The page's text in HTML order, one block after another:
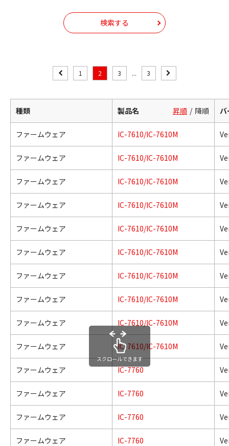
検索する
1 2 3 ... 3
種類 製品名 昇順 降順
ファームウェア IC-7610/IC-7610M
ファームウェア IC-7610/IC-7610M
ファームウェア IC-7610/IC-7610M
ファームウェア IC-7610/IC-7610M
ファームウェア IC-7610/IC-7610M
ファームウェア IC-7610/IC-7610M
ファームウェア IC-7610/IC-7610M
ファームウェア IC-7610/IC-7610M
ファームウェア IC-7610/IC-7610M
ファームウェア IC-7610/IC-7610M
ファームウェア IC-7760
ファームウェア IC-7760
ファームウェア IC-7760
ファームウェア IC-7760
スクロールできます